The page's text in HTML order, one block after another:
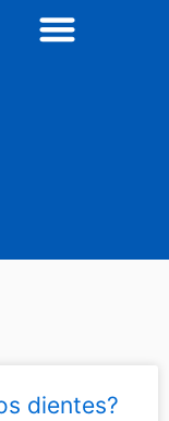
dientes?